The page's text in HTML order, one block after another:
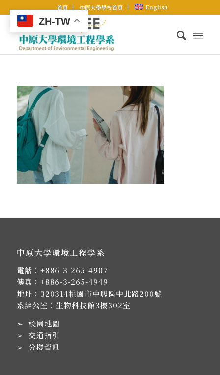
首頁 中原大學學校首頁 English
中原大學環境工程學系
電話： +886-3-265-4907
傳真：+886-3-265-4949
地址： 320314桃園市中壢區中北路200號
系辦公室：生物科技館3樓302室
➢ 校園地圖
➢ 交通指引
➢ 分機資訊
ZH-TW